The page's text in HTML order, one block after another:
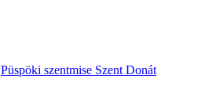
Püspöki szentmise Szent Donát